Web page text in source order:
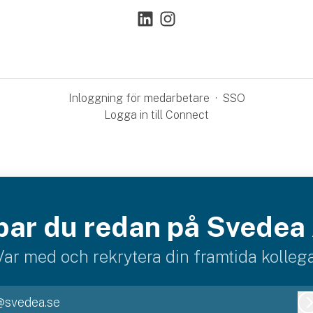
Inloggning för medarbetare · SSO
Logga in till Connect
du redan på Svedea
med och rekrytera din framtida